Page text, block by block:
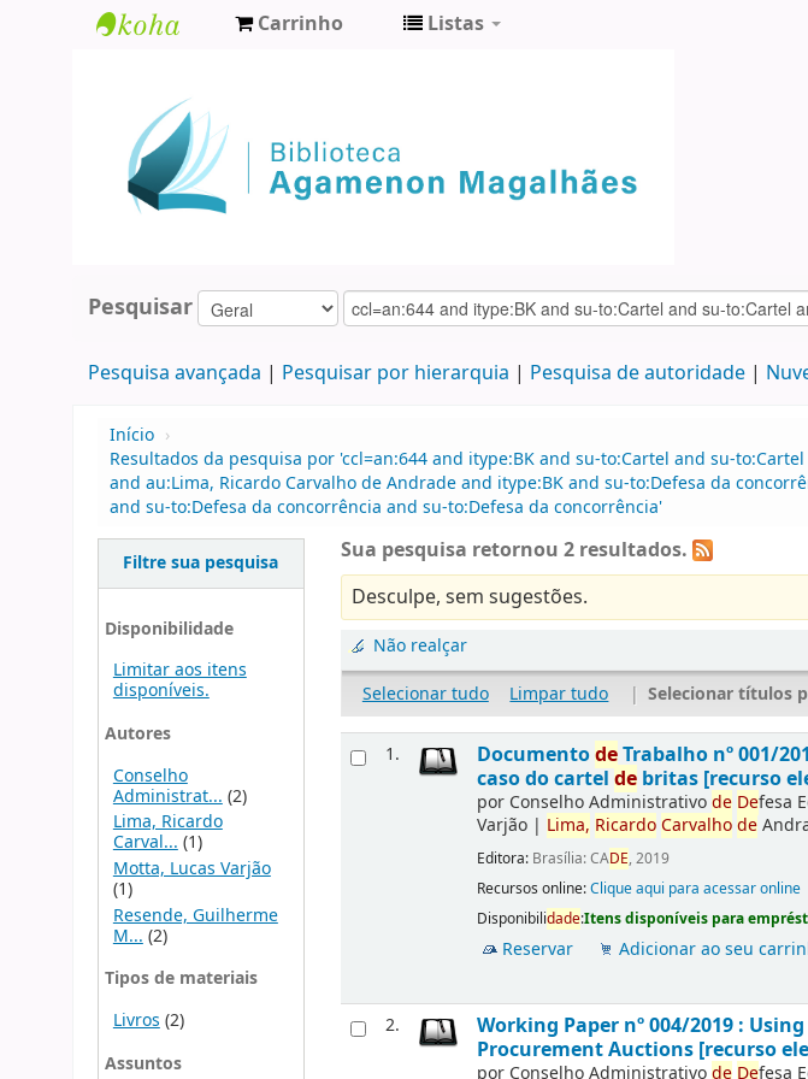
Agamenon
Magalhães
Carrinho Listas
Pesquisar
Pesquisa avançada Pesquisar por hierarquia Pesquisa de autoridade
Início ›
Resultados da pesquisa por 'ccl=an:644 and itype:BK and su-to:Cartel and su-
and au:Lima, Ricardo Carvalho de Andrade and itype:BK and su-to:Defesa da
and su-to:Defesa da concorrência and su-to:Defesa da concorrência'
Filtre sua pesquisa
Disponibilidade
Limitar aos itens
disponíveis.
Autores
Conselho
Administrat... (2)
Lima, Ricardo
Carval...(1)
Motta, Lucas Varjão
(1)
Resende, Guilherme
M... (2)
Tipos de materiais
Livros (2)
Assuntos
Sua pesquisa retornou 2 resultados.
Desculpe, sem sugestões.
Não realçar
Selecionar tudo
Limpar tudo | Selecionar títulos
1. DocumentodeTrabalho nº 001/
caso do cartelde britas [recurso
por Conselho Administrativode Defesa
Varjão | Lima, RicardoCarvalhode
Editora: Brasília: CADE, 2019
Recursos online:Clique aqui para acessar online
Disponibilidade:Itens disponíveis para
Reservar Adicionar ao seu
2. Working Paper nº 004/2019 :
Procurement Auctions [recurso